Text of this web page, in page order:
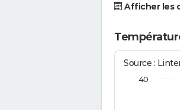
Afficher les
Source :
40